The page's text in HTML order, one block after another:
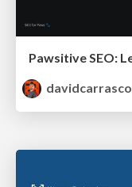
davidcarrasco